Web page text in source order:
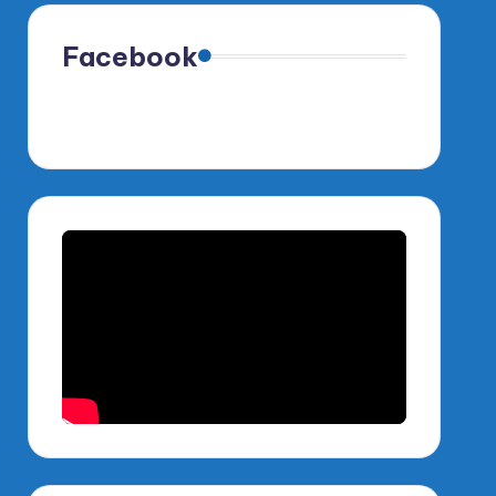
Facebook